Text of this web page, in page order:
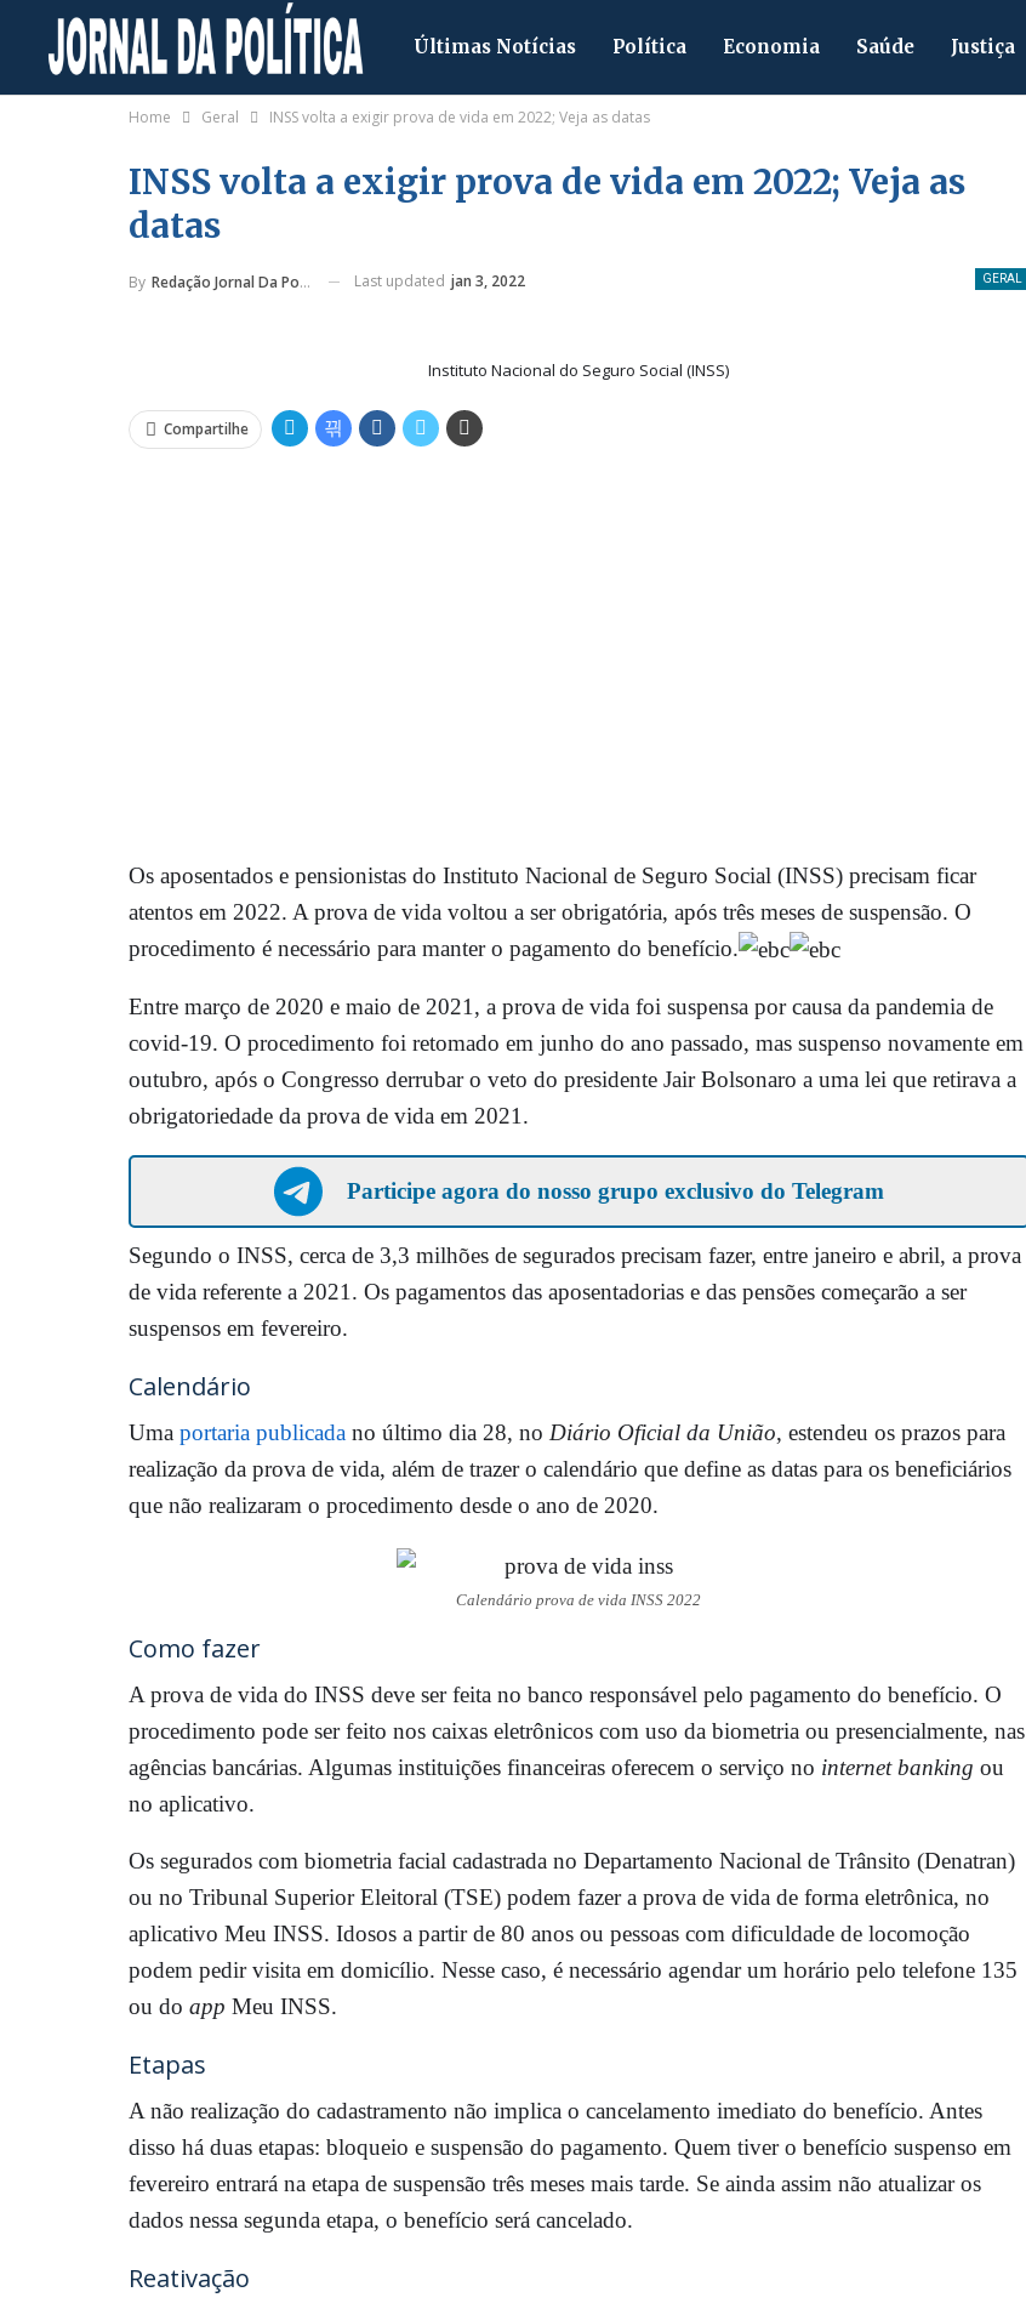
Últimas Notícias Política Economia Saúde Justiça
Home Geral INSS volta a exigir prova de vida em 2022; Veja as datas
INSS volta a exigir prova de vida em 2022; Veja as
datas
GERAL
By Redação Jornal Da Política Last updated jan 3, 2022
Instituto Nacional do Seguro Social (INSS)
Compartilhe
Os aposentados e pensionistas do Instituto Nacional de Seguro Social (INSS) precisam ficar
atentos em 2022. A prova de vida voltou a ser obrigatória, após três meses de suspensão. O
procedimento é necessário para manter o pagamento do benefício.
Entre março de 2020 e maio de 2021, a prova de vida foi suspensa por causa da pandemia de
covid-19. O procedimento foi retomado em junho do ano passado, mas suspenso novamente em
outubro, após o Congresso derrubar o veto do presidente Jair Bolsonaro a uma lei que retirava a
obrigatoriedade da prova de vida em 2021.
Participe agora do nosso grupo exclusivo do Telegram
Segundo o INSS, cerca de 3,3 milhões de segurados precisam fazer, entre janeiro e abril, a prova
de vida referente a 2021. Os pagamentos das aposentadorias e das pensões começarão a ser
suspensos em fevereiro.
Calendário
Uma portaria publicada no último dia 28, no Diário Oficial da União, estendeu os prazos para
realização da prova de vida, além de trazer o calendário que define as datas para os beneficiários
que não realizaram o procedimento desde o ano de 2020.
Calendário prova de vida INSS 2022
Como fazer
A prova de vida do INSS deve ser feita no banco responsável pelo pagamento do benefício. O
procedimento pode ser feito nos caixas eletrônicos com uso da biometria ou presencialmente, nas
agências bancárias. Algumas instituições financeiras oferecem o serviço no internet banking ou
no aplicativo.
Os segurados com biometria facial cadastrada no Departamento Nacional de Trânsito (Denatran)
ou no Tribunal Superior Eleitoral (TSE) podem fazer a prova de vida de forma eletrônica, no
aplicativo Meu INSS. Idosos a partir de 80 anos ou pessoas com dificuldade de locomoção
podem pedir visita em domicílio. Nesse caso, é necessário agendar um horário pelo telefone 135
ou do app Meu INSS.
Etapas
A não realização do cadastramento não implica o cancelamento imediato do benefício. Antes
disso há duas etapas: bloqueio e suspensão do pagamento. Quem tiver o benefício suspenso em
fevereiro entrará na etapa de suspensão três meses mais tarde. Se ainda assim não atualizar os
dados nessa segunda etapa, o benefício será cancelado.
Reativação